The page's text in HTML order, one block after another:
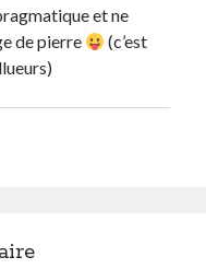
et ne
de pierre
(c’est